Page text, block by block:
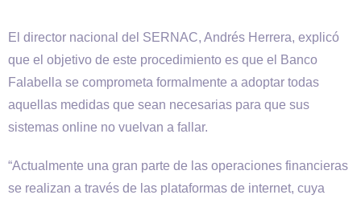
El director nacional del SERNAC, Andrés Herrera, explicó
que el objetivo de este procedimiento es que el Banco
Falabella se comprometa formalmente a adoptar todas
aquellas medidas que sean necesarias para que sus
sistemas online no vuelvan a fallar.
“Actualmente una gran parte de las operaciones financieras
se realizan a través de las plataformas de internet, cuya